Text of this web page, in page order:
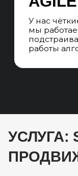
УСЛУГА: